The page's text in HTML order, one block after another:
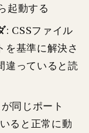
起動する
: CSSファイル
を基準に解決さ
違っていると読
同じポート
ると正常に動